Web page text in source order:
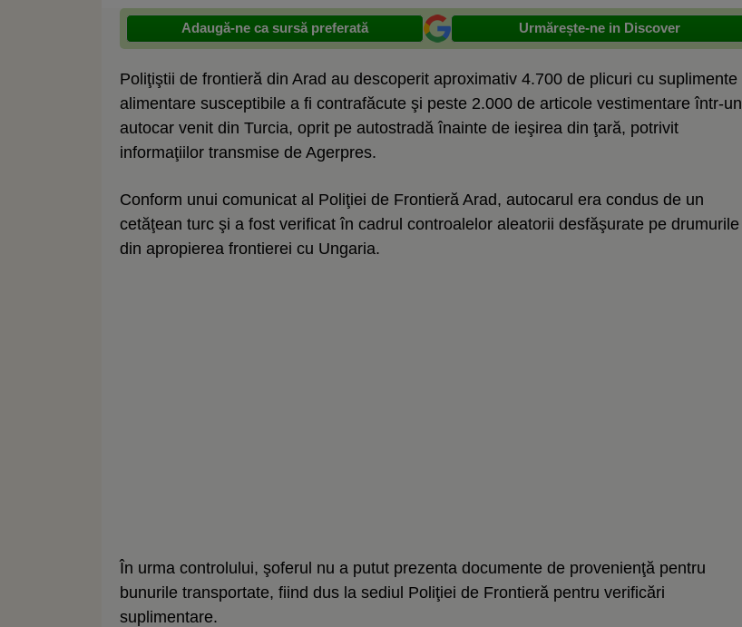
Adaugă-ne ca sursă preferată Urmărește-ne in Discover
Poliţiştii de frontieră din Arad au descoperit aproximativ 4.700 de plicuri cu suplimente
alimentare susceptibile a fi contrafăcute şi peste 2.000 de articole vestimentare într-un
autocar venit din Turcia, oprit pe autostradă înainte de ieşirea din ţară, potrivit
informaţiilor transmise de Agerpres.
Conform unui comunicat al Poliţiei de Frontieră Arad, autocarul era condus de un
cetăţean turc şi a fost verificat în cadrul controalelor aleatorii desfăşurate pe drumurile
din apropierea frontierei cu Ungaria.
În urma controlului, şoferul nu a putut prezenta documente de provenienţă pentru
bunurile transportate, fiind dus la sediul Poliţiei de Frontieră pentru verificări
suplimentare.